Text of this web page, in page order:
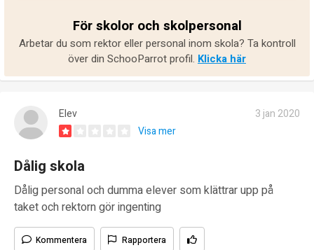
För skolor och skolpersonal
Arbetar du som rektor eller personal inom skola? Ta kontroll
över din SchooParrot profil. Klicka här
Elev
3 jan 2020
Visa mer
Dålig skola
Dålig personal och dumma elever som klättrar upp på
taket och rektorn gör ingenting
Kommentera Rapportera